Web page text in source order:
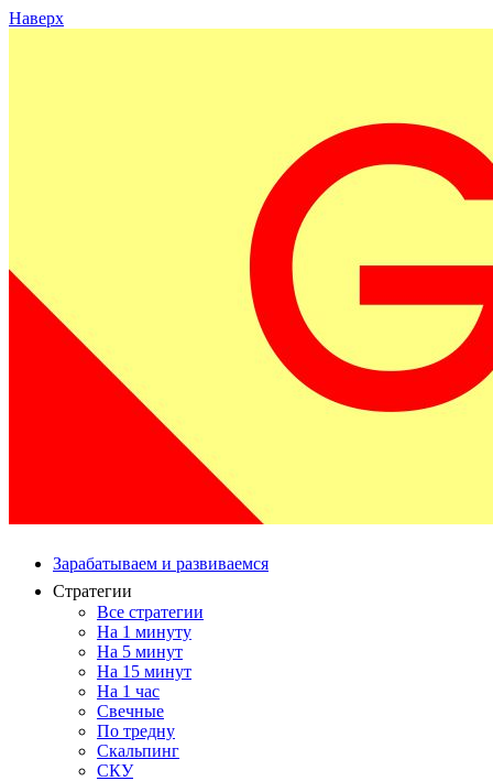
Наверх
Зарабатываем и развиваемся
Стратегии
Все стратегии
На 1 минуту
На 5 минут
На 15 минут
На 1 час
Свечные
По тредну
Скальпинг
СКУ